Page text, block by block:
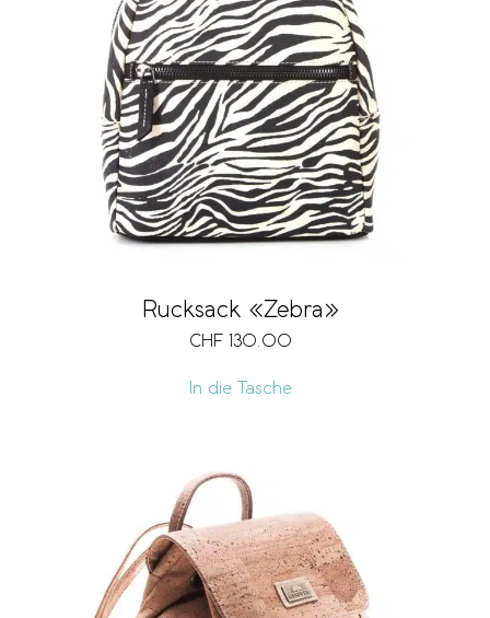
Rucksack «Zebra»
CHF 130.00
In die Tasche